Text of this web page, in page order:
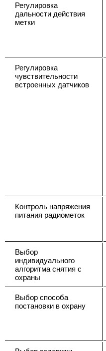
Регулировка
дальности действия
метки
Регулировка
чувствительности
встроенных датчиков
Контроль напряжения
питания радиометок
Выбор
индивидуального
алгоритма снятия с
охраны
Выбор способа
постановки в охрану